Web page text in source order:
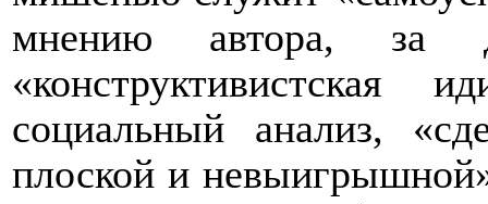
мнению автора, за
«конструктивистская
социальный анализ,
плоской и